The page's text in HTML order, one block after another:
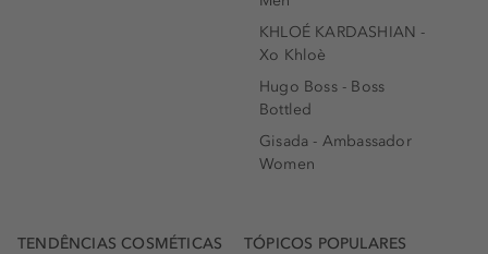
KHLOÉ KARDASHIAN -
Xo Khloè
Hugo Boss - Boss
Bottled
Gisada - Ambassador
Women
TENDÊNCIAS COSMÉTICAS TÓPICOS POPULARES